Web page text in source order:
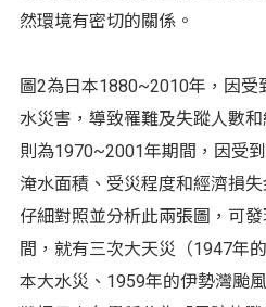
然環境有密切的關係。
圖2為日本1880~2010年，因受
水災害，導致罹難及失蹤人數
則為1970~2001年期間，因受
淹水面積、受災程度和經濟損失
仔細對照並分析此兩張圖，可
間，就有三次大天災（1947年
本大水災、1959年的伊勢灣颱